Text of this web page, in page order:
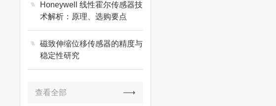
Honeywell 线性霍尔传感器技
术解析：原理、选购要点
磁致伸缩位移传感器的精度与
稳定性研究
查看全部